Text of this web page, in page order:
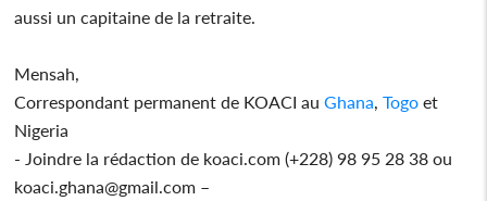
aussi un capitaine de la retraite.
Mensah,
Correspondant permanent de KOACI auGhana Togo et
Nigeria
- Joindre la rédaction de koaci.com (+228) 98 95 28 38 ou
koaci.ghana@gmail.com –